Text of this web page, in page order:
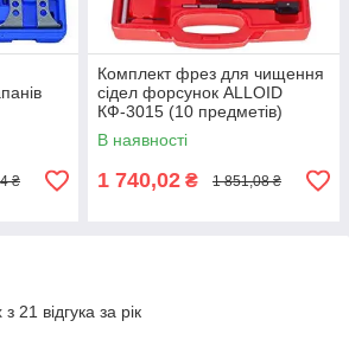
₴
Комплект фрез для чищення
сідел форсунок ALLOID
КФ-3015 (10 предметів)
В наявності
1 740,02 ₴ 1 851,08 ₴
21 відгука за рік